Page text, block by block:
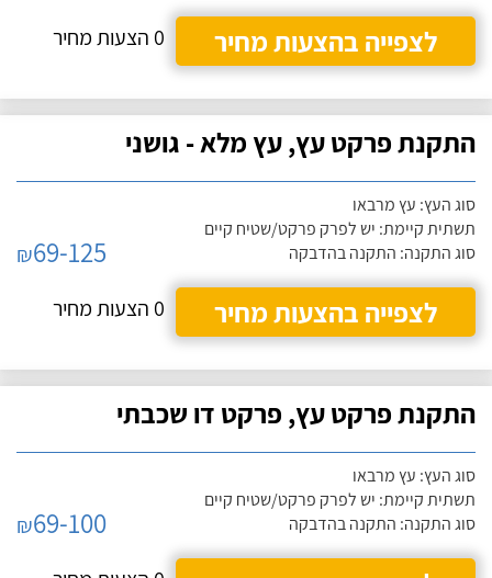
לצפייה בהצעות מחיר
0 הצעות מחיר
התקנת פרקט עץ, עץ מלא - גושני
סוג העץ: עץ מרבאו
תשתית קיימת: יש לפרק פרקט/שטיח קיים
סוג התקנה: התקנה בהדבקה
₪69-125
לצפייה בהצעות מחיר
0 הצעות מחיר
התקנת פרקט עץ, פרקט דו שכבתי
סוג העץ: עץ מרבאו
תשתית קיימת: יש לפרק פרקט/שטיח קיים
סוג התקנה: התקנה בהדבקה
₪69-100